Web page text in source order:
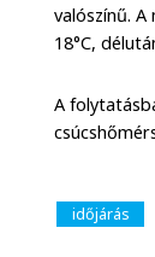
valószínű.
18°C,
A
időjárás